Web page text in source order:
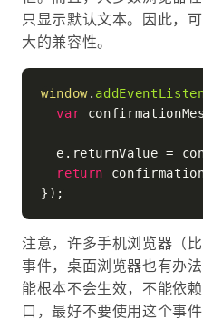
只显示默认文本。因此，
大的兼容性。
window.
var
  e.
returnValue =
return
注意，许多手机浏览器（
事件，桌面浏览器也有办
能根本不会生效，不能依
口，最好不要使用这个事件